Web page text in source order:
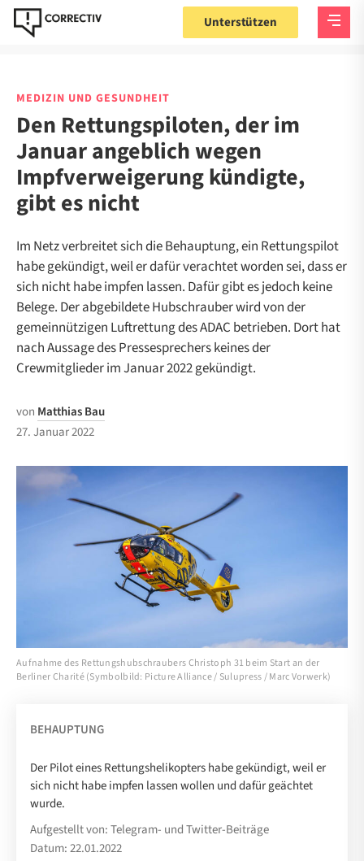
Unterstützen
MEDIZIN UND GESUNDHEIT
Den Rettungspiloten, der im
Januar angeblich wegen
Impfverweigerung kündigte,
gibt es nicht
Im Netz verbreitet sich die Behauptung, ein Rettungspilot
habe gekündigt, weil er dafür verachtet worden sei, dass er
sich nicht habe impfen lassen. Dafür gibt es jedoch keine
Belege. Der abgebildete Hubschrauber wird von der
gemeinnützigen Luftrettung des ADAC betrieben. Dort hat
nach Aussage des Pressesprechers keines der
Crewmitglieder im Januar 2022 gekündigt.
von Matthias Bau
27. Januar 2022
Aufnahme des Rettungshubschraubers Christoph 31 beim Start an der
Berliner Charité (Symbolbild: Picture Alliance / Sulupress / Marc Vorwerk)
BEHAUPTUNG
Der Pilot eines Rettungshelikopters habe gekündigt, weil er
sich nicht habe impfen lassen wollen und dafür geächtet
wurde.
Aufgestellt von: Telegram- und Twitter-Beiträge
Datum: 22.01.2022